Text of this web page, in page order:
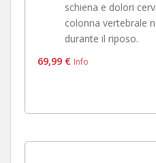
schiena e dolori
colonna vertebrale
durante il riposo.
69,99 € Info